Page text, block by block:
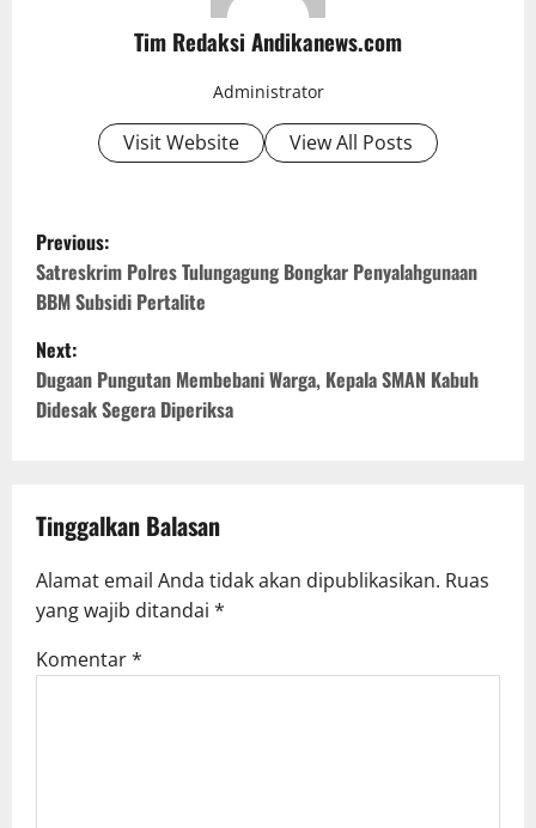
Tim Redaksi Andikanews.com
Administrator
Visit Website View All Posts
P
o
s
t
n
a
i
g
a
t
i
Previous:
Satreskrim Polres Tulungagung Bongkar Penyalahgunaan
BBM Subsidi Pertalite
Next:
Dugaan Pungutan Membebani Warga, Kepala SMAN Kabuh
Didesak Segera Diperiksa
Tinggalkan Balasan
Alamat email Anda tidak akan dipublikasikan. Ruas
yang wajib ditandai *
Komentar*